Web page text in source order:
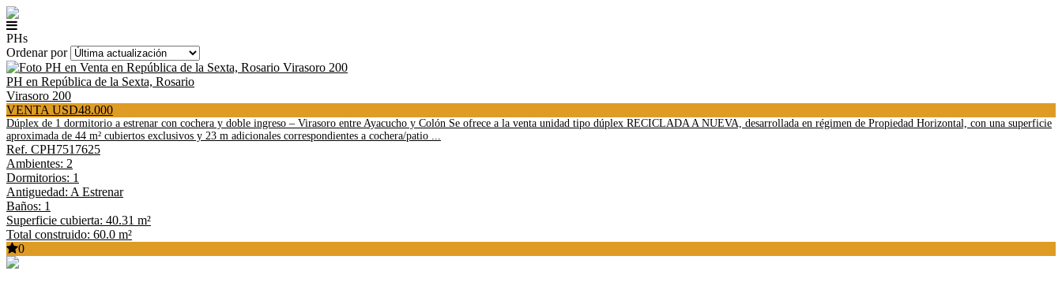
PHs
Ordenar por
PH en República de la Sexta, Rosario
Virasoro 200
VENTA USD48.000
Dúplex de 1 dormitorio a estrenar con cochera y doble ingreso – Virasoro entre Ayacucho y Colón Se ofrece a la venta unidad tipo dúplex RECICLADA A NUEVA, desarrollada en régimen de Propiedad Horizontal, con una superficie
aproximada de 44 m² cubiertos exclusivos y 23 m adicionales correspondientes a cochera/patio ...
Ref. CPH7517625
Ambientes: 2
Dormitorios: 1
Antiguedad: A Estrenar
Baños: 1
Superficie cubierta: 40.31 m²
Total construido: 60.0 m²
0